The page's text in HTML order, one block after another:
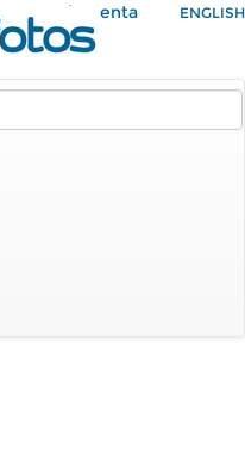
Mi Cuenta ENGLISH